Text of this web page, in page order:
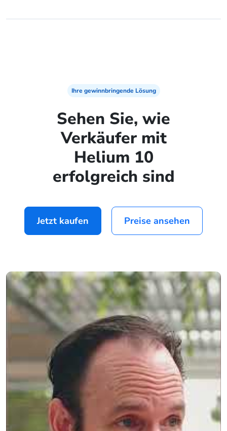
Ihre gewinnbringende Lösung
Sehen Sie, wie
Verkäufer mit
Helium 10
erfolgreich sind
Jetzt kaufen Preise ansehen